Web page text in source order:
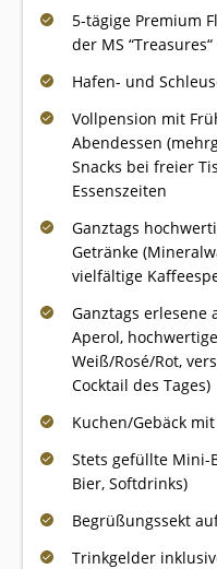
5-tägige Premium
der MS
Hafen- und
Vollpension mit
Abendessen
Snacks bei freier
Essenszeiten
Ganztags
Getränke
vielfältige
Ganztags erlesene
Aperol,
Weiß/Rosé/Rot,
Cocktail des Tages)
Kuchen/Gebäck
Stets gefüllte Mini-
Bier, Softdrinks)
Begrüßungssekt
Trinkgelder